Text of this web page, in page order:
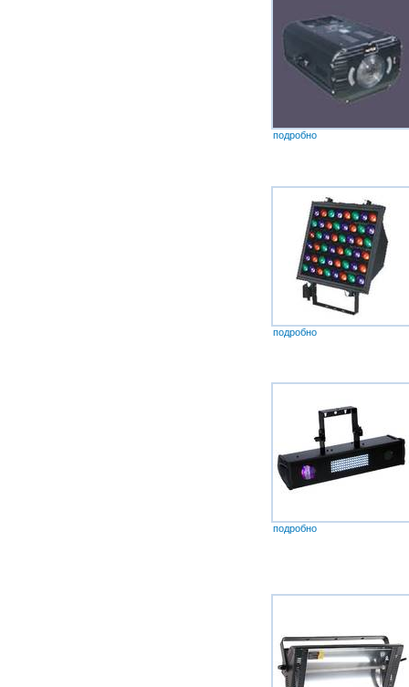
подробно
подробно
подробно